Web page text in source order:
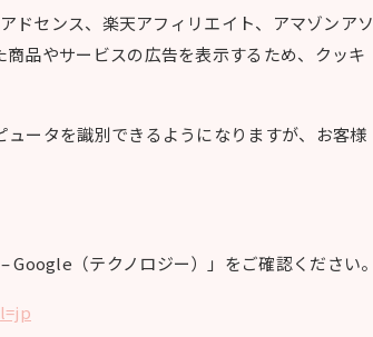
ドセンス、楽天アフィリエイト、アマゾンアソ
品やサービスの広告を表示するため、クッキ
ータを識別できるようになりますが、お客様
（テクノロジー）」をご確認ください。